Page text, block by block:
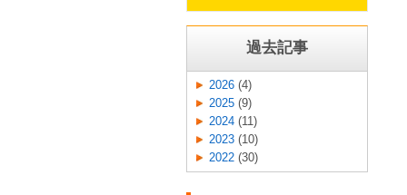
過去記事
2026 (4)
2025 (9)
2024 (11)
2023 (10)
2022 (30)